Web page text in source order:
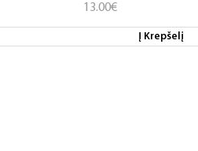
13.00€
Į Krepšelį